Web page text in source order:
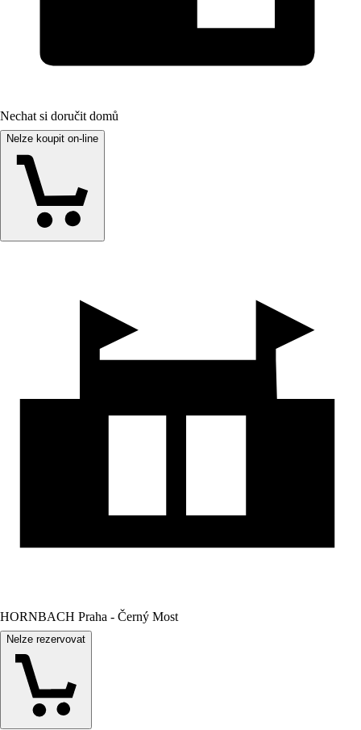
Nechat si doručit domů
Nelze koupit on-line
HORNBACH Praha - Černý Most
Nelze rezervovat